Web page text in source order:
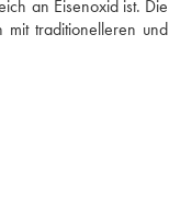
an Eisenoxid ist. Die
traditionelleren und